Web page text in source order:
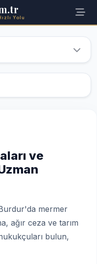
Yolu
ve
mermer
ağır ceza ve tarım
bulun,